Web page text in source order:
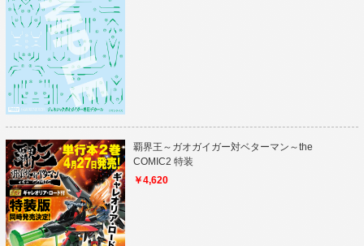
覇界王～ガオガイガー対ベターマン～the
COMIC2 特装
￥4,620